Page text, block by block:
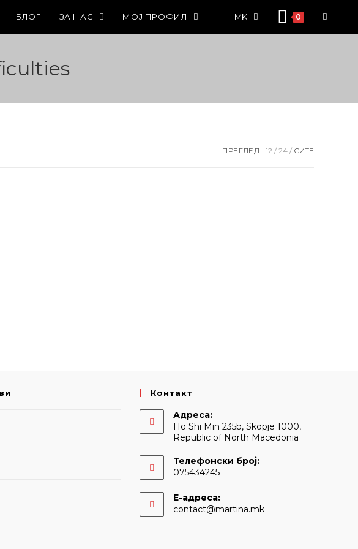
БЛОГ ЗА НАС МОЈ ПРОФИЛ MK 0
ПРЕГЛЕД: 12 24 СИТЕ
Контакт
Адреса:
Ho Shi Min 235b, Skopje 1000,
Republic of North Macedonia
Телефонски број:
075434245
Е-адреса:
contact@martina.mkOpens